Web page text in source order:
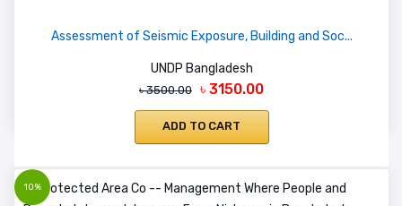
Assessment of Seismic Exposure, Building and Soc...
UNDP Bangladesh
৳ 3500.00 ৳ 3150.00
ADD TO CART
10%